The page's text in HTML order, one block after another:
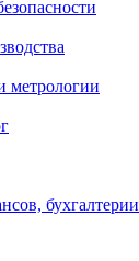
метрологии
бухгалтерии